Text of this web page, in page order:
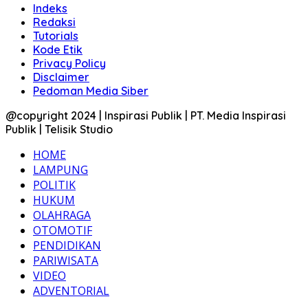
Indeks
Redaksi
Tutorials
Kode Etik
Privacy Policy
Disclaimer
Pedoman Media Siber
@copyright 2024 | Inspirasi Publik | PT. Media Inspirasi
Publik | Telisik Studio
HOME
LAMPUNG
POLITIK
HUKUM
OLAHRAGA
OTOMOTIF
PENDIDIKAN
PARIWISATA
VIDEO
ADVENTORIAL